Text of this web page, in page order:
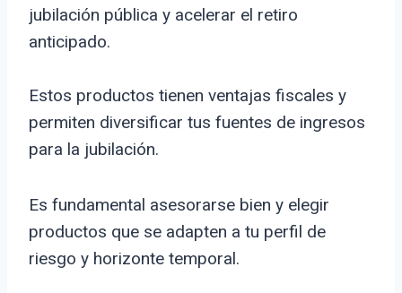
jubilación pública y acelerar el retiro
anticipado.
Estos productos tienen ventajas fiscales y
permiten diversificar tus fuentes de ingresos
para la jubilación.
Es fundamental asesorarse bien y elegir
productos que se adapten a tu perfil de
riesgo y horizonte temporal.